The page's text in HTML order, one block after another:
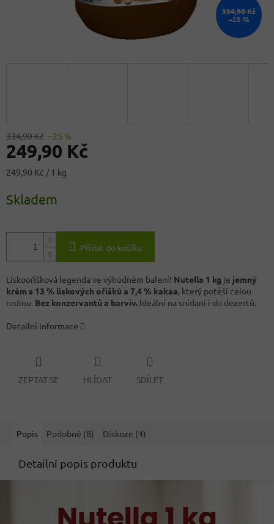
334,90 Kč
–25 %
334,90 Kč –25 %
249,90 Kč
Měrná
249,90 Kč / 1 kg
Skladem
Přidat do košíku
Lískooříšková legenda ve výhodném balení! Nutella 1 kg je jemný
krém s 13 % lískových oříšků a 7,4 % kakaa, který potěší celou
rodinu. Bez konzervantů a barviv. Ideální na snídani i do dezertů.
Detailní informace
ZEPTAT SE HLÍDAT SDÍLET
Popis Podobné (8) Diskuze (4)
Detailní popis produktu